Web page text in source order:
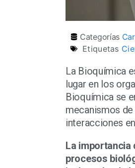
Categorías
Etiquetas
La Bioquímica
lugar en los
Bioquímica se
mecanismos
interacciones
La importancia
procesos